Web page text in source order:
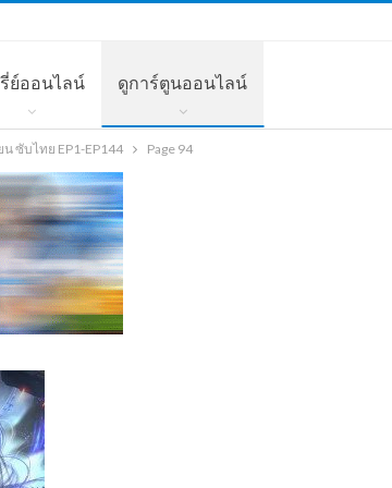
ย์ออนไลน์ ดูการ์ตูนออนไลน์
ซับไทย EP1-EP144 Page 94